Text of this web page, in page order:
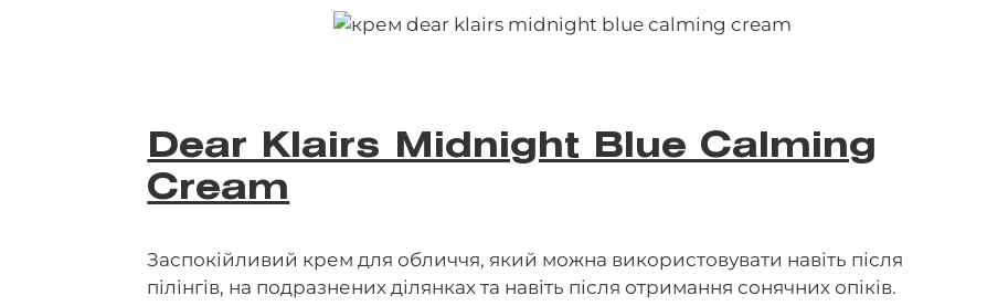
Dear Klairs Midnight Blue Calming
Cream
Заспокійливий крем для обличчя, який можна використовувати навіть після
пілінгів, на подразнених ділянках та навіть після отримання сонячних опіків.